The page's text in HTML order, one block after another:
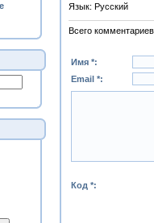
Язык: Русский
Всего комментариев
Имя *:
Email *:
Код *: